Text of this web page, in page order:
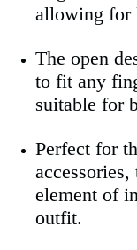
allowing for
The open
to fit any
suitable for
Perfect for
element of
outfit.